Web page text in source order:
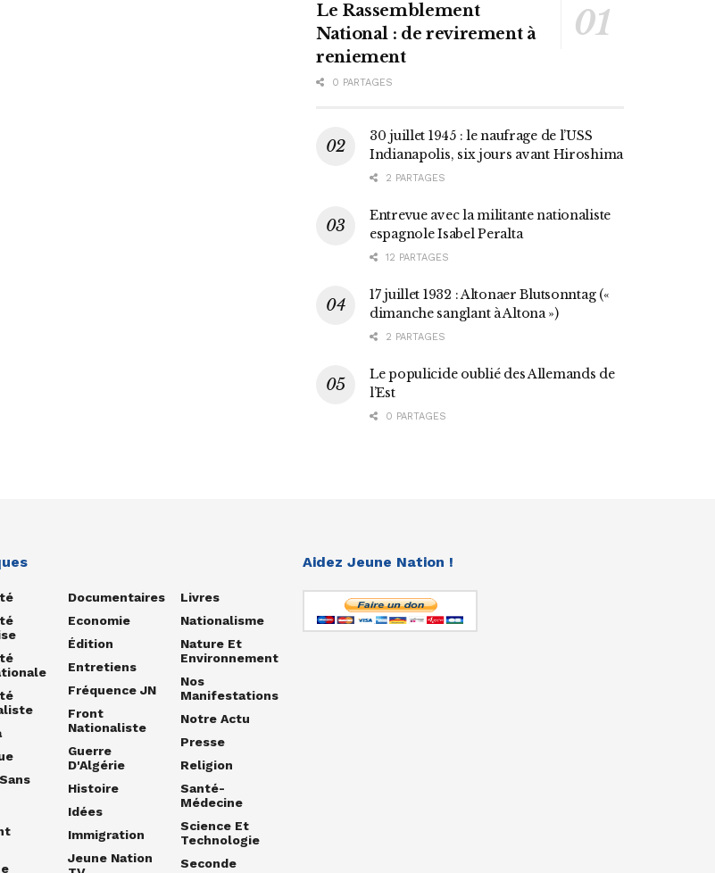
Le Rassemblement
National : de revirement à
reniement
0 PARTAGES
30 juillet 1945 : le naufrage de l’USS
Indianapolis, six jours avant Hiroshima
2 PARTAGES
Entrevue avec la militante nationaliste
espagnole Isabel Peralta
12 PARTAGES
17 juillet 1932 : Altonaer Blutsonntag («
dimanche sanglant à Altona »)
2 PARTAGES
Le populicide oublié des Allemands de
l’Est
0 PARTAGES
Documentaires
Economie
Édition
Entretiens
Fréquence JN
Front
Nationaliste
Guerre
D'Algérie
Histoire
Idées
Immigration
Jeune Nation
Livres
Nationalisme
Nature Et
Environnement
Nos
Manifestations
Notre Actu
Presse
Religion
Santé-
Médecine
Science Et
Technologie
Seconde
Aidez Jeune Nation !